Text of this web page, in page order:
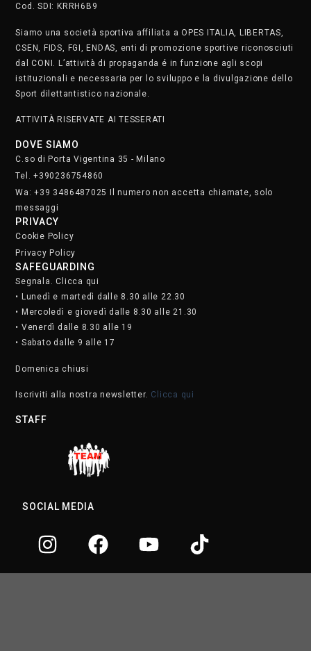
Cod. SDI: KRRH6B9
Siamo una società sportiva affiliata a OPES ITALIA, LIBERTAS,
CSEN, FIDS, FGI, ENDAS, enti di promozione sportive riconosciuti
dal CONI. L’attività di propaganda é in funzione agli scopi
istituzionali e necessaria per lo sviluppo e la divulgazione dello
Sport dilettantistico nazionale.
ATTIVITÀ RISERVATE AI TESSERATI
DOVE SIAMO
C.so di Porta Vigentina 35 - Milano
Tel. +390236754860
Wa: +39 3486487025 Il numero non accetta chiamate, solo
messaggi
PRIVACY
Cookie Policy
Privacy Policy
SAFEGUARDING
Segnala. Clicca qui
• Lunedì e martedì dalle 8.30 alle 22.30
• Mercoledì e giovedì dalle 8.30 alle 21.30
• Venerdì dalle 8.30 alle 19
• Sabato dalle 9 alle 17
Domenica chiusi
Iscriviti alla nostra newsletter. Clicca qui
STAFF
SOCIAL MEDIA